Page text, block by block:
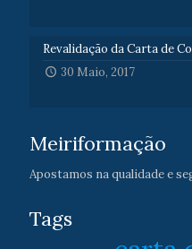
Revalidação da Carta de
30 Maio, 2017
Meiriformação
Apostamos na qualidade e
Tags